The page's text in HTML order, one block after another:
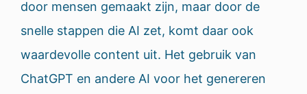
door mensen gemaakt zijn, maar door de
snelle stappen die AI zet, komt daar ook
waardevolle content uit. Het gebruik van
ChatGPT en andere AI voor het genereren